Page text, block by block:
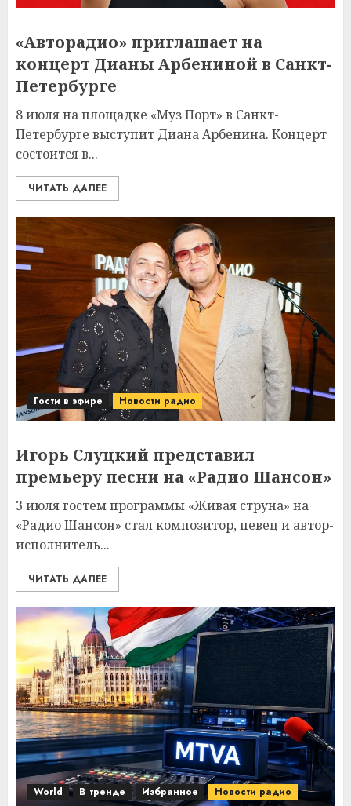
«Авторадио» приглашает на
концерт Дианы Арбениной в Санкт-
Петербурге
8 июля на площадке «Муз Порт» в Санкт-
Петербурге выступит Диана Арбенина. Концерт
состоится в...
ЧИТАТЬ ДАЛЕЕ
Гости в эфире Новости радио
Игорь Слуцкий представил
премьеру песни на «Радио Шансон»
3 июля гостем программы «Живая струна» на
«Радио Шансон» стал композитор, певец и автор-
исполнитель...
ЧИТАТЬ ДАЛЕЕ
World В тренде Избранное Новости радио